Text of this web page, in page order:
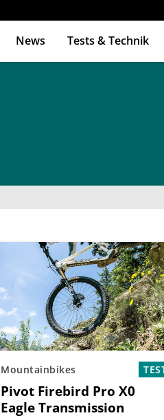
News Tests & Technik
Mountainbikes
Pivot Firebird Pro X0
Eagle Transmission